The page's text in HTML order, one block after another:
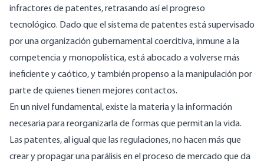
infractores de patentes, retrasando así el progreso
tecnológico. Dado que el sistema de patentes está supervisado
por una organización gubernamental coercitiva, inmune a la
competencia y monopolística, está abocado a volverse más
ineficiente y caótico, y también propenso a la manipulación por
parte de quienes tienen mejores contactos.
En un nivel fundamental, existe la materia y la información
necesaria para reorganizarla de formas que permitan la vida.
Las patentes, al igual que las regulaciones, no hacen más que
crear y propagar una parálisis en el proceso de mercado que da